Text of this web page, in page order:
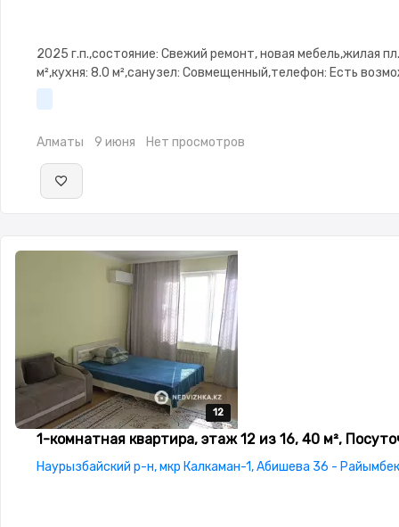
2025 г.п.,состояние: Свежий ремонт, новая мебель,жилая
м²,кухня: 8.0 м²,санузел: Совмещенный,телефон: Есть
подключения,интернет: Проводной,Полностью
меблирована,потолки: 2.9,паркинг: Рядом охраняемая
сантехника,Счётчики,Тихий двор,Кондиционер
Алматы 9 июня Нет просмотров
12
12
12
12
12
1-комнатная квартира, этаж 12 из 16, 40 м²,
Наурызбайский р-н, мкр Калкаман-1, Абишева 36 -